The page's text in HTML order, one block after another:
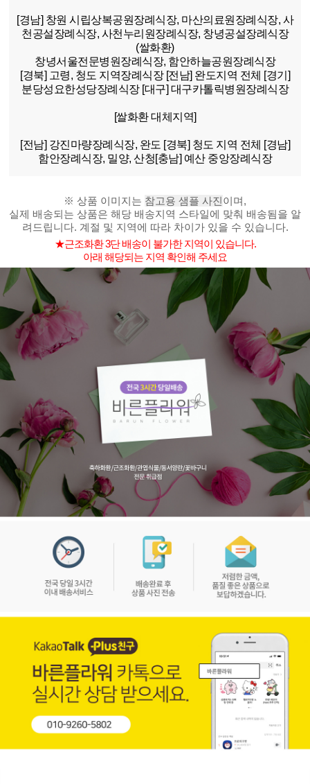
[경남] 창원 시립상복공원장례식장, 마산의료원장례식장, 사
천공설장례식장, 사천누리원장례식장, 창녕공설장례식장
(쌀화환)
창녕서울전문병원장례식장, 함안하늘공원장례식장
[경북] 고령, 청도 지역장례식장 [전남] 완도지역 전체 [경기]
분당성요한성당장례식장 [대구] 대구카톨릭병원장례식장
[쌀화환 대체지역]
[전남] 강진마량장례식장, 완도 [경북] 청도 지역 전체 [경남]
함안장례식장, 밀양, 산청[충남] 예산 중앙장례식장
※ 상품 이미지는 참고용 샘플 사진이며,
실제 배송되는 상품은 해당 배송지역 스타일에 맞춰 배송됨을 알
려드립니다. 계절 및 지역에 따라 차이가 있을 수 있습니다.
★근조화환 3단 배송이 불가한 지역이 있습니다.
아래 해당되는 지역 확인해 주세요